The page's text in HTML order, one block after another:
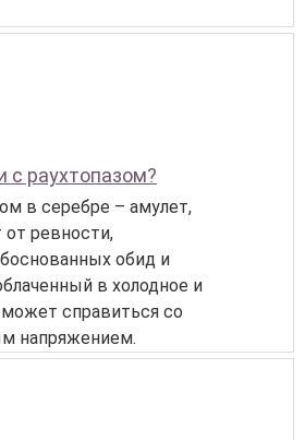
с раухтопазом?
в серебре – амулет,
от ревности,
обид и
в холодное и
справиться со
напряжением.